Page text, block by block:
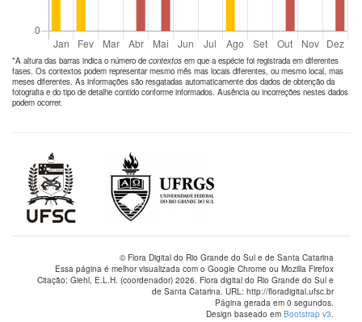
*A altura das barras indica o número de contextos em que a espécie foi registrada em diferentes
fases. Os contextos podem representar mesmo mês mas locais diferentes, ou mesmo local, mas
meses diferentes. As informações são resgatadas automaticamente dos dados de obtenção da
fotografia e do tipo de detalhe contido conforme informados. Ausência ou incorreções nestes dados
podem ocorrer.
© Flora Digital do Rio Grande do Sul e de Santa Catarina
Essa página é melhor visualizada com o Google Chrome ou Mozilla Firefox
Citação: Giehl, E.L.H. (coordenador) 2026. Flora digital do Rio Grande do Sul e
de Santa Catarina. URL: http://floradigital.ufsc.br
Página gerada em 0 segundos.
Design baseado em Bootstrap v3.